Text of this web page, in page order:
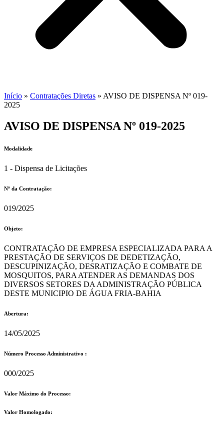
Início » Contratações Diretas » AVISO DE DISPENSA Nº 019-
2025
AVISO DE DISPENSA Nº 019-2025
Modalidade
1 - Dispensa de Licitações
Nº da Contratação:
019/2025
Objeto:
CONTRATAÇÃO DE EMPRESA ESPECIALIZADA PARA A
PRESTAÇÃO DE SERVIÇOS DE DEDETIZAÇÃO,
DESCUPINIZAÇÃO, DESRATIZAÇÃO E COMBATE DE
MOSQUITOS, PARA ATENDER AS DEMANDAS DOS
DIVERSOS SETORES DA ADMINISTRAÇÃO PÚBLICA
DESTE MUNICIPIO DE ÁGUA FRIA-BAHIA
Abertura:
14/05/2025
Número Processo Administrativo :
000/2025
Valor Máximo do Processo: ​
Valor Homologado: ​